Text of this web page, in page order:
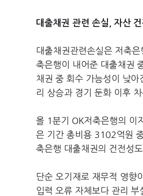
대출채권 관련 손실, 자산
대출채권관련손실은 저축
축은행이 내어준 대출채권
채권 중 회수 가능성이 낮
리 상승과 경기 둔화 이후
올 1분기 OK저축은행의 이
은 기간 총비용 3102억원
축은행 대출채권의 건전성
단순 오기재로 재무적 영향
입력 오류 자체보다 관리 부